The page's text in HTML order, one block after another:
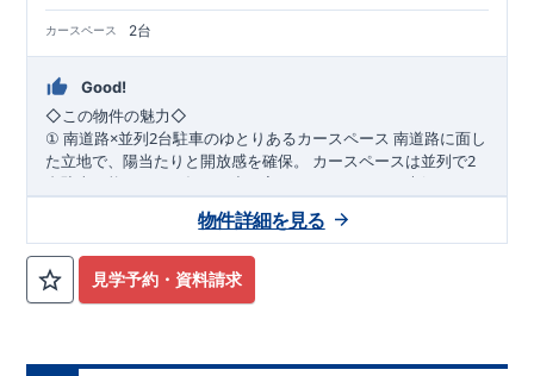
カースペース 2台
Good!
◇ この物件の魅力◇
① 南道路×並列2台駐車のゆとりあるカースペース 南道路に面し
た立地で、陽当たりと開放感を確保。
カースペースは並列で2
台駐車可能なため、毎日の出し入れもラクラク。
ご夫婦それぞ
インクローゼットを設置。衣類や季節用品、趣味の道具までし
っかり収納でき、居室空間を広く美しく保てます。家族それぞ
れの「しまう場所」が確保された、整理整頓しやすい間取りで
す。
③ 随所に収納を配置した、暮らしやすさ重視の住空間
ーや各所の収納スペースなど、日常使いを考えた収納計画。
丘三丁目」まで徒歩6分
見学予約・資料請求
物件詳細を見る